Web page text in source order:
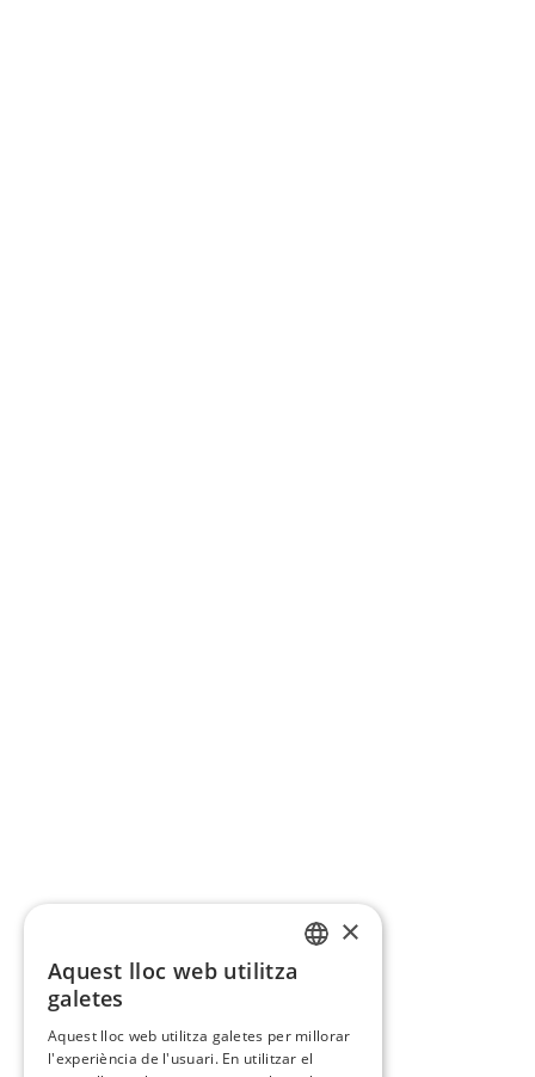
×
Aquest lloc web utilitza
galetes
Aquest lloc web utilitza galetes per millorar
l'experiència de l'usuari. En utilitzar el